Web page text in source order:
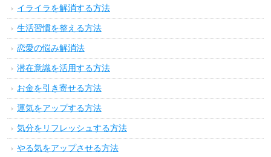
イライラを解消する方法
生活習慣を整える方法
恋愛の悩み解消法
潜在意識を活用する方法
お金を引き寄せる方法
運気をアップする方法
気分をリフレッシュする方法
やる気をアップさせる方法